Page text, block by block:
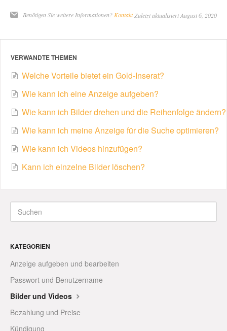
Benötigen Sie weitere Informationen?KontaktZuletzt aktualisiert August 6, 2020
VERWANDTE THEMEN
Welche Vorteile bietet ein Gold-Inserat?
Wie kann ich eine Anzeige aufgeben?
Wie kann ich Bilder drehen und die Reihenfolge ändern?
Wie kann ich meine Anzeige für die Suche optimieren?
Wie kann ich Videos hinzufügen?
Kann ich einzelne Bilder löschen?
KATEGORIEN
Anzeige aufgeben und bearbeiten
Passwort und Benutzername
Bilder und Videos
Bezahlung und Preise
Kündigung